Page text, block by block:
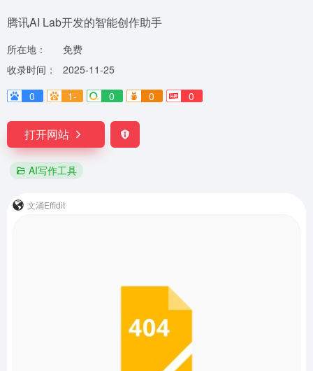
腾讯AI Lab开发的智能创作助手
所在地：
免费
收录时间：
2025-11-25
0
1- 0 0 0
打开网站
AI写作工具
文涌Effidit